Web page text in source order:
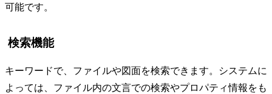
可能です。
検索機能
キーワードで、ファイルや図面を検索できます。システムに
よっては、ファイル内の文言での検索やプロパティ情報をも